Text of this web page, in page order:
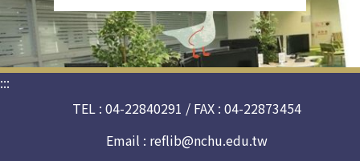
:::
TEL : 04-22840291 / FAX : 04-22873454
Email : reflib@nchu.edu.tw